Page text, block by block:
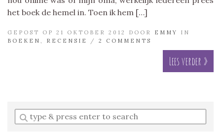
het boek de hemel in. Toen ik hem […]
GEPOST OP 21 OKTOBER 2012 DOOR EMMY
IN
BOEKEN
RECENSIE / 2 COMMENTS
Lees verder »
Enter
a